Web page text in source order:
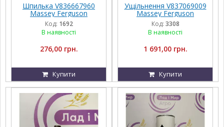
Шпилька V836667960
Massey Ferguson
Код: 1692
В наявності
276,00 грн.
Купити
Ущільнення V837069009
Massey Ferguson
Код: 3308
В наявності
1 691,00 грн.
Купити